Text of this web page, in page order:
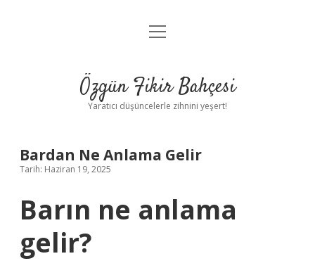
Anasayfa
Yasal Uyarı
menüyü
Özgün Fikir Bahçesi
Yaratıcı düşüncelerle zihnini yeşert!
Bardan Ne Anlama Gelir
Tarih: Haziran 19, 2025
Barın ne anlama
gelir?